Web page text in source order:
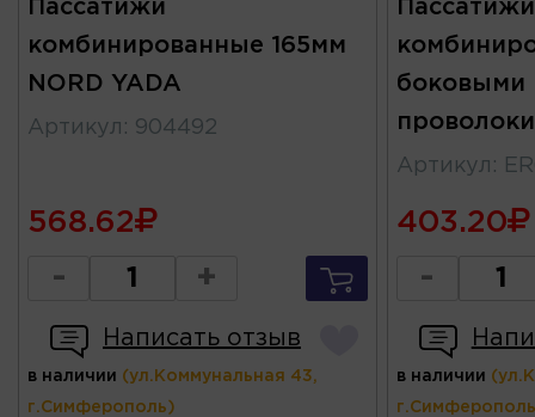
Пассатижи
комбинированные 165мм
NORD YADA
Артикул : 904492
568.62
- +
Написать отзыв
в наличии (ул.Коммунальная 43,
г.Симферополь)
Пассатижи
боковыми
Артикул :
403.20
-
в наличии